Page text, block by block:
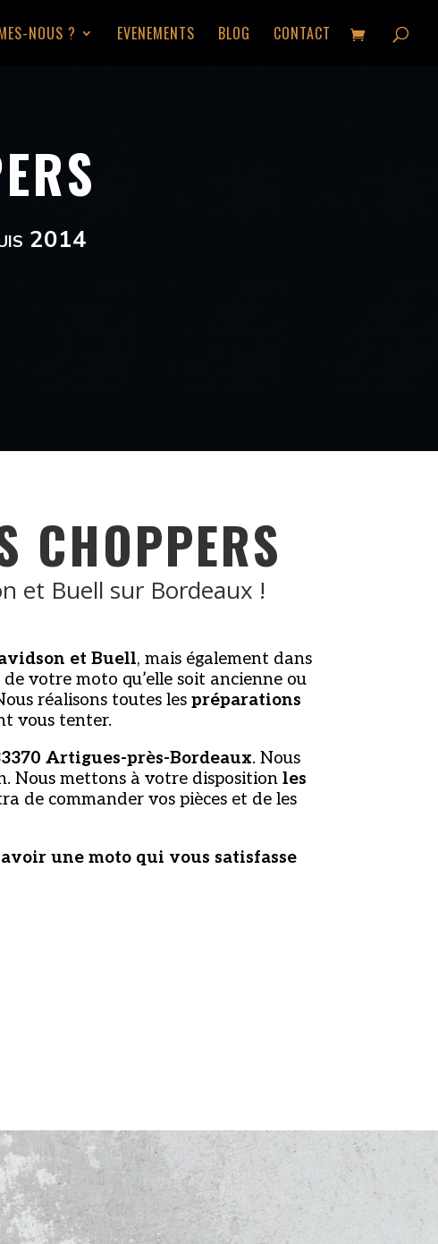
NOUS ? EVENEMENTS BLOG CONTACT
2014
CHOPPERS
et Buell sur Bordeaux !
et Buell, mais également dans
de votre moto qu’elle soit ancienne ou
réalisons toutes les préparations
vous tenter.
Artigues-près-Bordeaux. Nous
Nous mettons à votre disposition les
de commander vos pièces et de les
une moto qui vous satisfasse